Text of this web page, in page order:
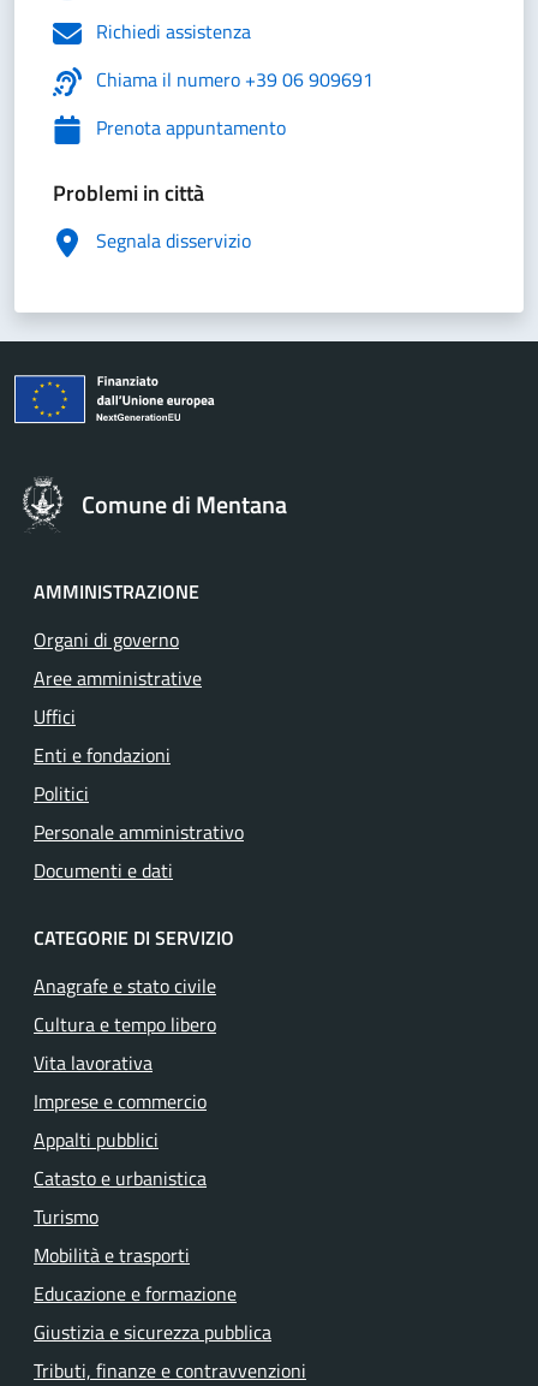
Richiedi assistenza
Chiama il numero +39 06 909691
Prenota appuntamento
Problemi in città
Segnala disservizio
Comune di Mentana
AMMINISTRAZIONE
Organi di governo
Aree amministrative
Uffici
Enti e fondazioni
Politici
Personale amministrativo
Documenti e dati
CATEGORIE DI SERVIZIO
Anagrafe e stato civile
Cultura e tempo libero
Vita lavorativa
Imprese e commercio
Appalti pubblici
Catasto e urbanistica
Turismo
Mobilità e trasporti
Educazione e formazione
Giustizia e sicurezza pubblica
Tributi, finanze e contravvenzioni